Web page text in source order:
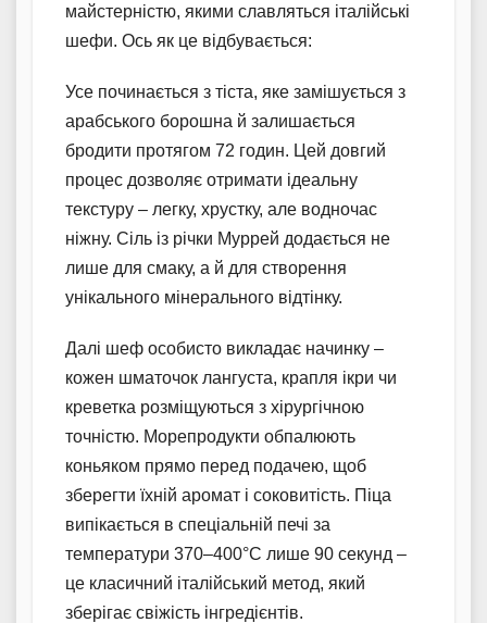
майстерністю, якими славляться італійські
шефи. Ось як це відбувається:
Усе починається з тіста, яке замішується з
арабського борошна й залишається
бродити протягом 72 годин. Цей довгий
процес дозволяє отримати ідеальну
текстуру – легку, хрустку, але водночас
ніжну. Сіль із річки Муррей додається не
лише для смаку, а й для створення
унікального мінерального відтінку.
Далі шеф особисто викладає начинку –
кожен шматочок лангуста, крапля ікри чи
креветка розміщуються з хірургічною
точністю. Морепродукти обпалюють
коньяком прямо перед подачею, щоб
зберегти їхній аромат і соковитість. Піца
випікається в спеціальній печі за
температури 370–400°C лише 90 секунд –
це класичний італійський метод, який
зберігає свіжість інгредієнтів.